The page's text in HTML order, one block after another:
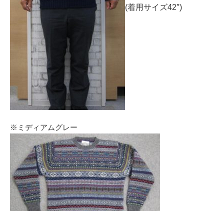
(着用サイズ42″)
※ミディアムグレー